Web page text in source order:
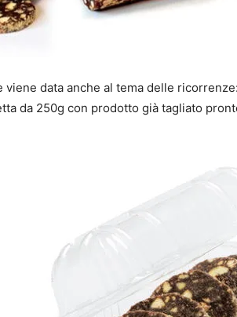
viene data anche al tema delle
da 250g con prodotto già tagliato